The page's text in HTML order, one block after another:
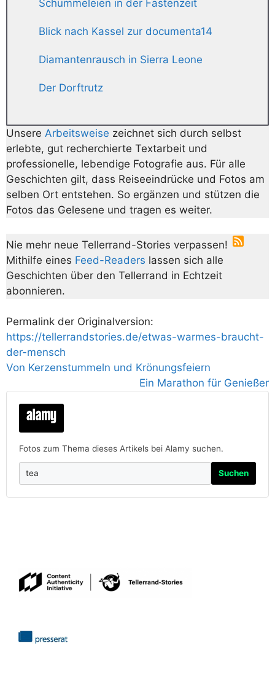
Schummeleien in der Fastenzeit
Blick nach Kassel zur documenta14
Diamantenrausch in Sierra Leone
Der Dorftrutz
Unsere Arbeitsweise zeichnet sich durch selbst
erlebte, gut recherchierte Textarbeit und
professionelle, lebendige Fotografie aus. Für alle
Geschichten gilt, dass Reiseeindrücke und Fotos am
selben Ort entstehen. So ergänzen und stützen die
Fotos das Gelesene und tragen es weiter.
Nie mehr neue Tellerrand-Stories verpassen!
Mithilfe eines Feed-Readers lassen sich alle
Geschichten über den Tellerrand in Echtzeit
abonnieren.
Permalink der Originalversion:
https://tellerrandstories.de/etwas-warmes-braucht-
der-mensch
Von Kerzenstummeln und Krönungsfeiern
Ein Marathon für Genießer
Fotos zum Thema dieses Artikels bei Alamy suchen.
Suchen